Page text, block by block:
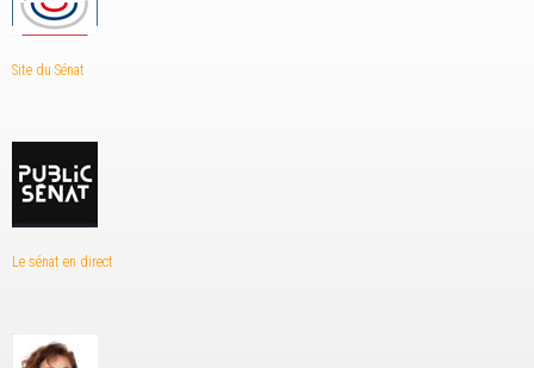
Site du Sénat
Le sénat en direct